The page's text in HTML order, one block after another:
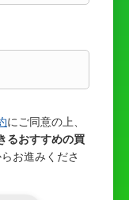
にご同意の上、
るおすすめの買
お進みくださ